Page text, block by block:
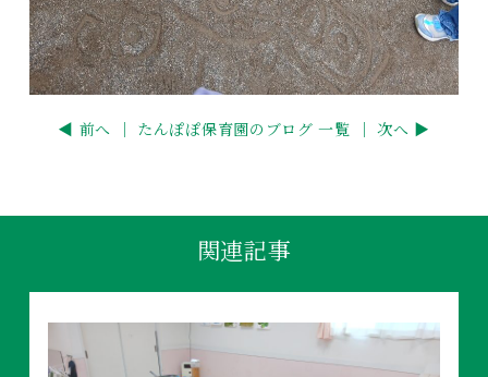
◀ 前へ ｜ たんぽぽ保育園のブログ 一覧 ｜ 次へ ▶
関連記事